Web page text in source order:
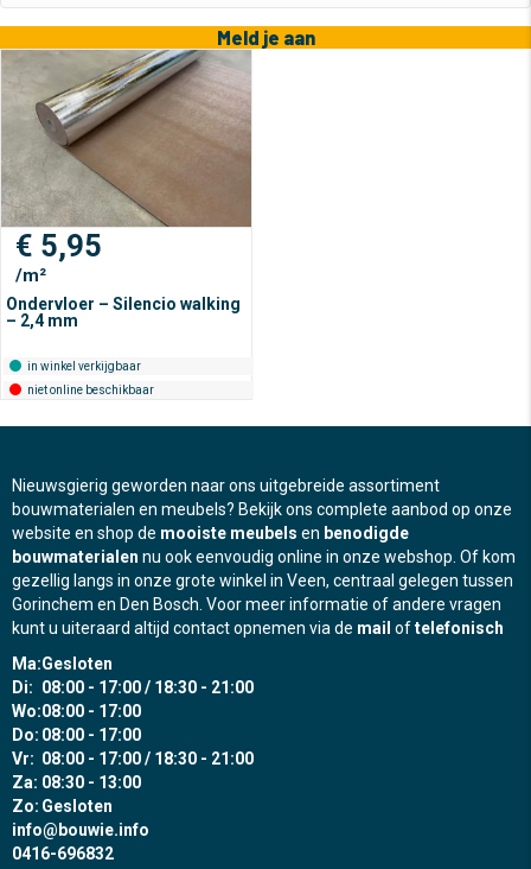
Meld je aan
€ 5,95
/m²
Ondervloer – Silencio walking
– 2,4 mm
in winkel verkijgbaar
niet online beschikbaar
Nieuwsgierig geworden naar ons uitgebreide assortiment
bouwmaterialen en meubels? Bekijk ons complete aanbod op onze
website en shop de mooiste meubels en benodigde
bouwmaterialen nu ook eenvoudig online in onze webshop. Of kom
gezellig langs in onze grote winkel in Veen, centraal gelegen tussen
Gorinchem en Den Bosch. Voor meer informatie of andere vragen
kunt u uiteraard altijd contact opnemen via de mail oftelefonisch
Ma:Gesloten
Di: 08:00 - 17:00 / 18:30 - 21:00
Wo:08:00 - 17:00
Do: 08:00 - 17:00
Vr: 08:00 - 17:00 / 18:30 - 21:00
Za: 08:30 - 13:00
Zo: Gesloten
info@bouwie.info
0416-696832